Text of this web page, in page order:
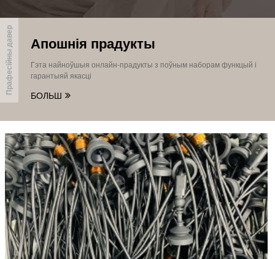
Прафесійны давер Апошнія прадукты
Гэта найноўшыя онлайн-прадукты з поўным наборам функцый і
гарантыяй якасці
БОЛЬШ